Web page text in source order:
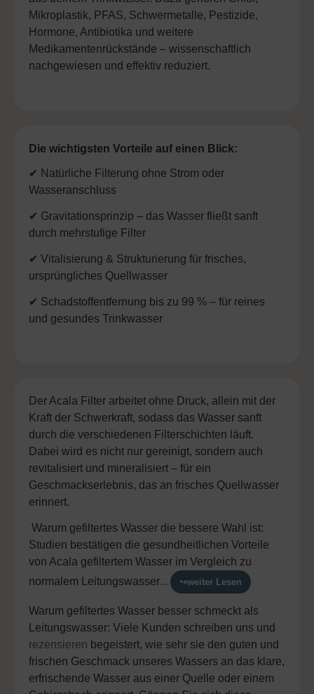
Mikroplastik, PFAS, Schwermetalle, Pestizide,
Hormone, Antibiotika und weitere
Medikamentenrückstände – wissenschaftlich
nachgewiesen und effektiv reduziert.
Die wichtigsten Vorteile auf einen Blick:
✔ Natürliche Filterung ohne Strom oder
Wasseranschluss
✔ Gravitationsprinzip – das Wasser fließt sanft
durch mehrstufige Filter
✔ Vitalisierung & Strukturierung für frisches,
ursprüngliches Quellwasser
✔ Schadstoffentfernung bis zu 99 % – für reines
und gesundes Trinkwasser
Der Acala Filter arbeitet ohne Druck, allein mit der
Kraft der Schwerkraft, sodass das Wasser sanft
durch die verschiedenen Filterschichten läuft.
Dabei wird es nicht nur gereinigt, sondern auch
revitalisiert und mineralisiert – für ein
Geschmackserlebnis, das an frisches Quellwasser
erinnert.
Warum gefiltertes Wasser die bessere Wahl ist:
Studien bestätigen die gesundheitlichen Vorteile
von Acala gefiltertem Wasser im Vergleich zu
normalem Leitungswasser... ↪weiter Lesen
Warum gefiltertes Wasser besser schmeckt als
Leitungswasser: Viele Kunden schreiben uns und
rezensieren begeistert, wie sehr sie den guten und
frischen Geschmack unseres Wassers an das klare,
erfrischende Wasser aus einer Quelle oder einem